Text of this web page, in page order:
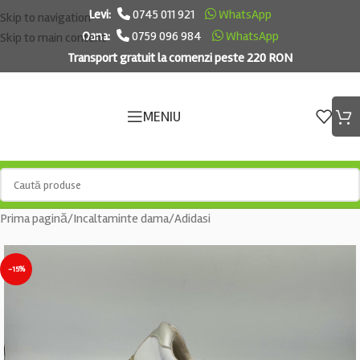
Skip to navigation
Skip to main content
Levi: 0745 011 921
WhatsApp
Oana:
0759 096 984
WhatsApp
Transport gratuit la comenzi peste 220 RON
MENIU
Prima pagină/Incaltaminte dama/Adidasi
-15%